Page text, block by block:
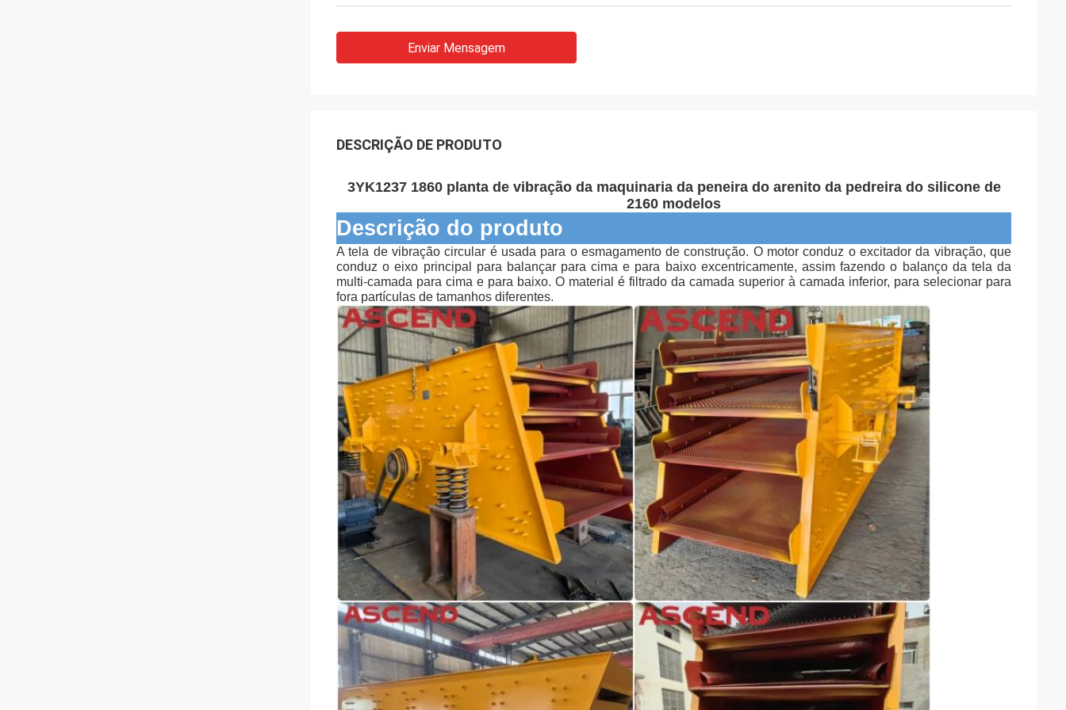
Enviar Mensagem
DESCRIÇÃO DE PRODUTO
3YK1237 1860 planta de vibração da maquinaria da peneira do arenito da pedreira do silicone de
2160 modelos
Descrição do produto
A tela de vibração circular é usada para o esmagamento de construção. O motor conduz o excitador da vibração, que
conduz o eixo principal para balançar para cima e para baixo excentricamente, assim fazendo o balanço da tela da
multi-camada para cima e para baixo. O material é filtrado da camada superior à camada inferior, para selecionar para
fora partículas de tamanhos diferentes.